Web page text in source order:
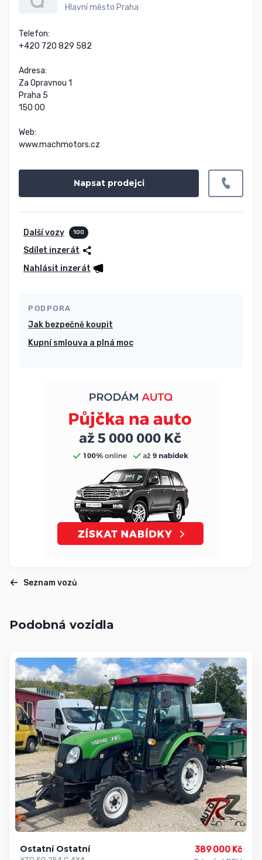
Hlavní město Praha
Telefon:
+420 720 829 582
Adresa:
Za Opravnou 1
Praha 5
150 00
Web:
www.machmotors.cz
Napsat prodejci
Další vozy 100
Sdílet inzerát
Nahlásit inzerát
PODPORA
Jak bezpečně koupit
Kupní smlouva a plná moc
Seznam vozů
Podobná vozidla
Ostatní Ostatní 389 000 Kč